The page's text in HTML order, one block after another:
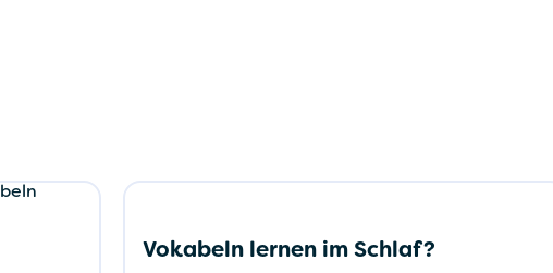
Vokabeln lernen im Schlaf?